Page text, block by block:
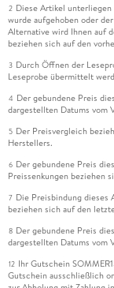
2 Diese Artikel
wurde aufgehoben oder
Alternative wird Ihnen auf
beziehen sich auf den
3 Durch Öffnen der
Leseprobe übermittelt
4 Der gebundene Preis
dargestellten Datums vom
5 Der Preisvergleich
Herstellers.
6 Der gebundene Preis
Preissenkungen beziehen
7 Die Preisbindung dieses
beziehen sich auf den
8 Der gebundene Preis
dargestellten Datums vom
12 Ihr Gutschein
Gutschein ausschließlich